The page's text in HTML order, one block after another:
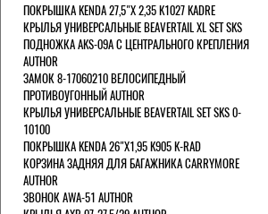
ПОКРЫШКА KENDA 27,5"Х 2,35 K1027 KADRE
КРЫЛЬЯ УНИВЕРСАЛЬНЫЕ BEAVERTAIL XL SET SKS
ПОДНОЖКА AKS-09A C ЦЕНТРАЛЬНОГО КРЕПЛЕНИЯ
AUTHOR
ЗАМОК 8-17060210 ВЕЛОСИПЕДНЫЙ
ПРОТИВОУГОННЫЙ AUTHOR
КРЫЛЬЯ УНИВЕРСАЛЬНЫЕ BEAVERTAIL SET SKS 0-
10100
ПОКРЫШКА KENDA 26"Х1,95 K905 K-RAD
КОРЗИНА ЗАДНЯЯ ДЛЯ БАГАЖНИКА CARRYMORE
AUTHOR
ЗВОНОК AWA-51 AUTHOR